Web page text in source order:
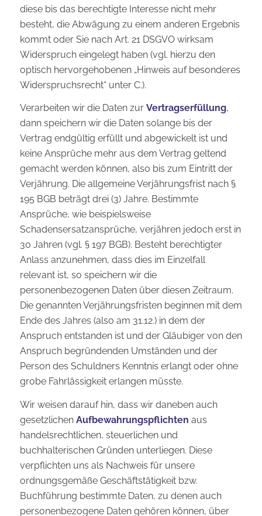
diese bis das berechtigte Interesse nicht mehr
besteht, die Abwägung zu einem anderen Ergebnis
kommt oder Sie nach Art. 21 DSGVO wirksam
Widerspruch eingelegt haben (vgl. hierzu den
optisch hervorgehobenen „Hinweis auf besonderes
Widerspruchsrecht“ unter C.).
Verarbeiten wir die Daten zur Vertragserfüllung,
dann speichern wir die Daten solange bis der
Vertrag endgültig erfüllt und abgewickelt ist und
keine Ansprüche mehr aus dem Vertrag geltend
gemacht werden können, also bis zum Eintritt der
Verjährung. Die allgemeine Verjährungsfrist nach §
195 BGB beträgt drei (3) Jahre. Bestimmte
Ansprüche, wie beispielsweise
Schadensersatzansprüche, verjähren jedoch erst in
30 Jahren (vgl. § 197 BGB). Besteht berechtigter
Anlass anzunehmen, dass dies im Einzelfall
relevant ist, so speichern wir die
personenbezogenen Daten über diesen Zeitraum.
Die genannten Verjährungsfristen beginnen mit dem
Ende des Jahres (also am 31.12.) in dem der
Anspruch entstanden ist und der Gläubiger von den
Anspruch begründenden Umständen und der
Person des Schuldners Kenntnis erlangt oder ohne
grobe Fahrlässigkeit erlangen müsste.
Wir weisen darauf hin, dass wir daneben auch
gesetzlichen Aufbewahrungspflichten aus
handelsrechtlichen, steuerlichen und
buchhalterischen Gründen unterliegen. Diese
verpflichten uns als Nachweis für unsere
ordnungsgemäße Geschäftstätigkeit bzw.
Buchführung bestimmte Daten, zu denen auch
personenbezogene Daten gehören können, über